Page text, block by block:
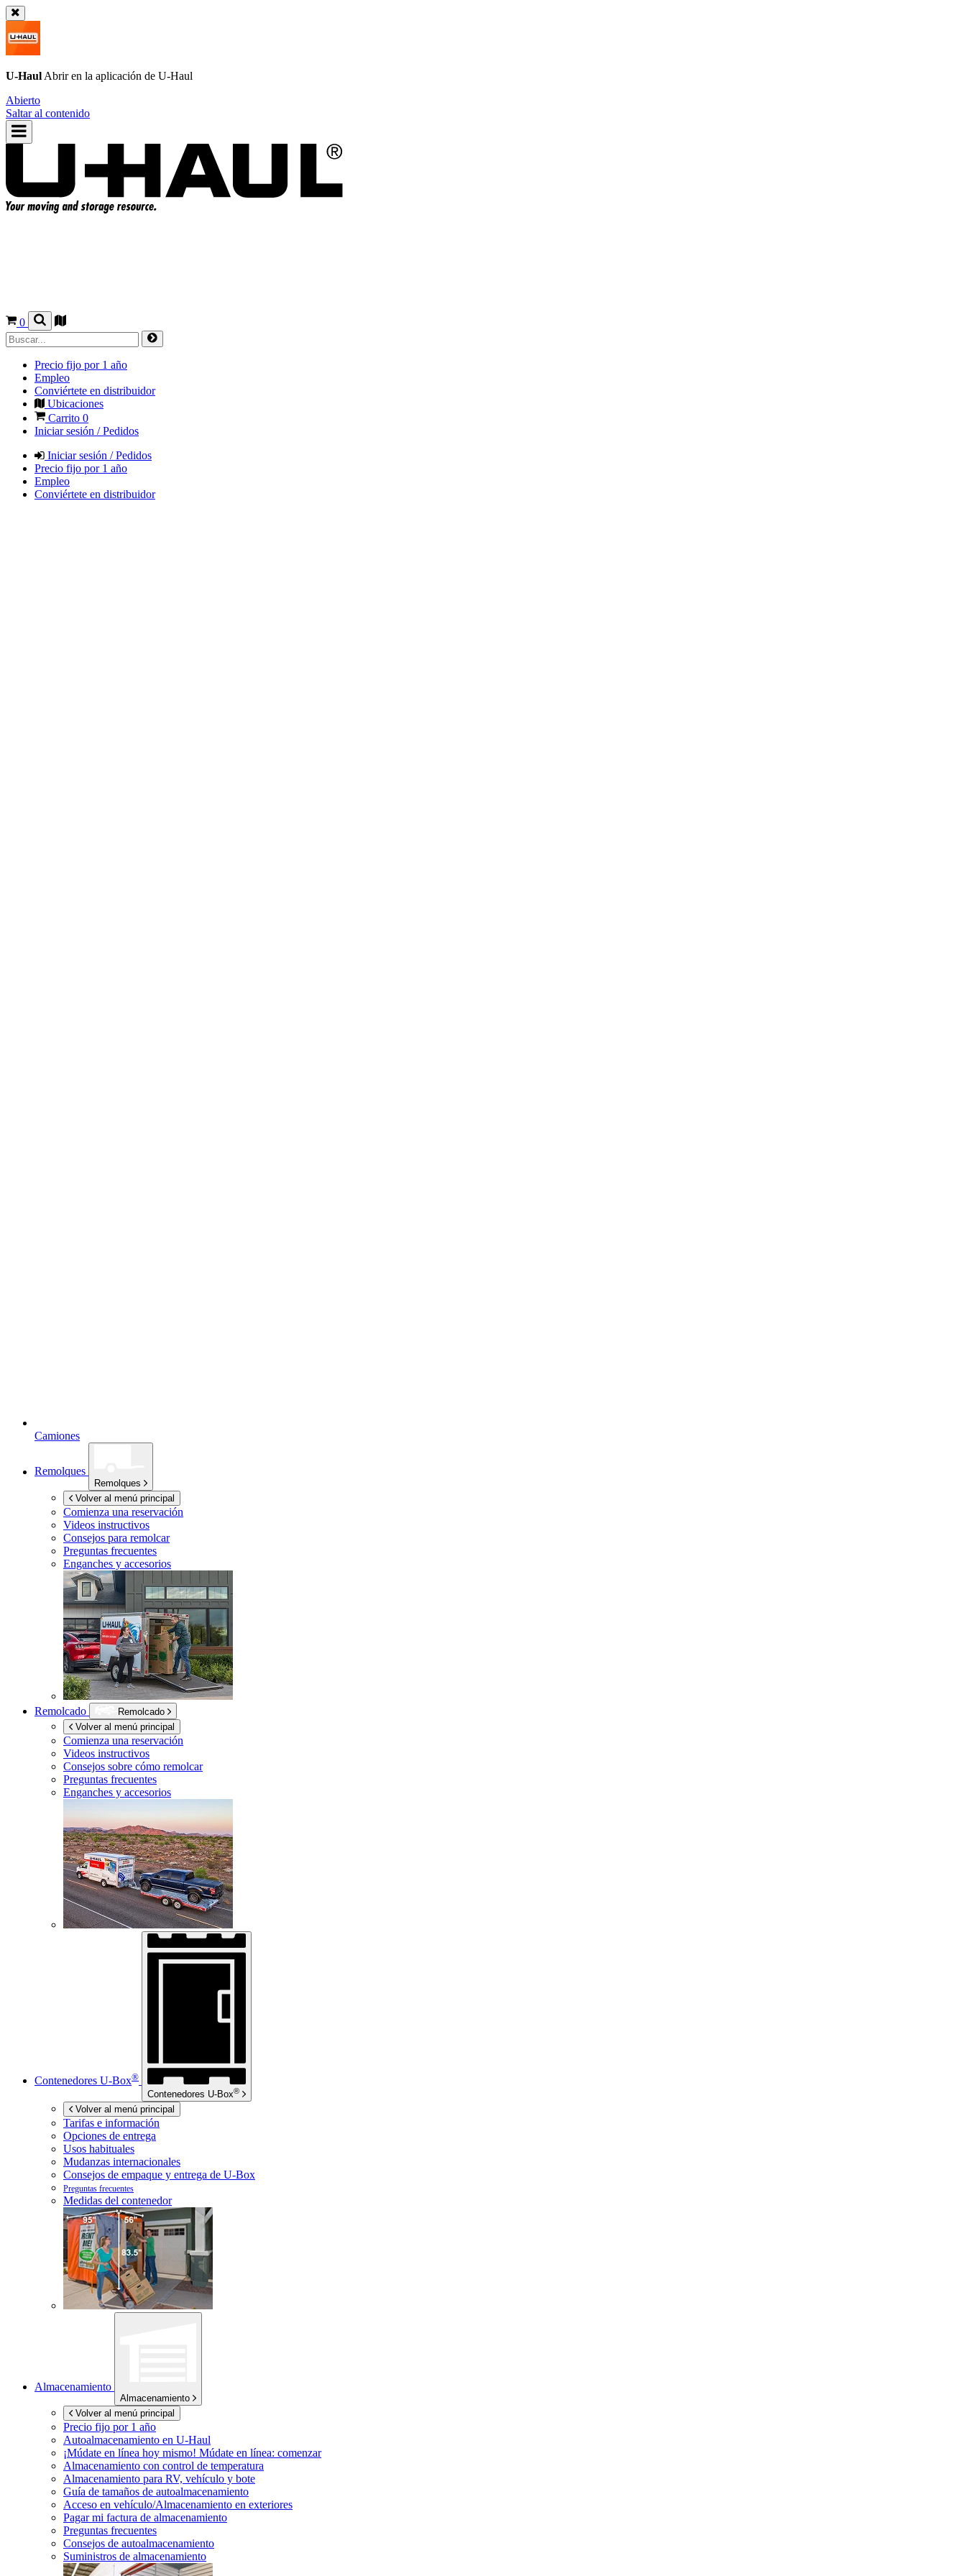
U-Haul Abrir en la aplicación de U-Haul
Abierto
Saltar al contenido
0
Precio fijo por 1 año
Empleo
Conviértete en distribuidor
Ubicaciones
Carrito 0
Iniciar sesión / Pedidos
Iniciar sesión / Pedidos
Precio fijo por 1 año
Empleo
Conviértete en distribuidor
Camiones
Remolques
Remolques
Volver al menú principal
Comienza una reservación
Videos instructivos
Consejos para remolcar
Preguntas frecuentes
Enganches y accesorios
Remolcado
Remolcado
Volver al menú principal
Comienza una reservación
Videos instructivos
Consejos sobre cómo remolcar
Preguntas frecuentes
Enganches y accesorios
Contenedores U-Box®
Contenedores U-Box®
Volver al menú principal
Tarifas e información
Opciones de entrega
Usos habituales
Mudanzas internacionales
Consejos de empaque y entrega de U-Box
Preguntas frecuentes
Medidas del contenedor
Almacenamiento
Almacenamiento
Volver al menú principal
Precio fijo por 1 año
Autoalmacenamiento en U-Haul
¡Múdate en línea hoy mismo! Múdate en línea: comenzar
Almacenamiento con control de temperatura
Almacenamiento para RV, vehículo y bote
Guía de tamaños de autoalmacenamiento
Acceso en vehículo/Almacenamiento en exteriores
Pagar mi factura de almacenamiento
Preguntas frecuentes
Consejos de autoalmacenamiento
Suministros de almacenamiento